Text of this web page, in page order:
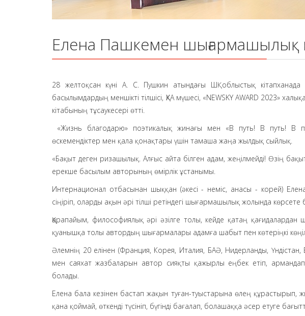
Елена Пашкемен шығармашылық
28 желтоқсан күні А. С. Пушкин атындағы ШҚ облыстық
басылымдардың меншікті тілшісі, ҚХА мүшесі, «NEWSKY AWARD 2023»
кітабының тұсаукесері өтті.
«Жизнь благодарю» поэтикалық жинағы мен «В путь! В путь! В
өскемендіктер мен қала қонақтары үшін тамаша жаңа жылдық сыйлық.
«Бақыт деген ризашылық. Алғыс айта білген адам, жеңілмейді! Өзің
ерекше басылым авторының өмірлік ұстанымы.
Интернационал отбасынан шыққан (әкесі - неміс, анасы - корей)
сіңіріп, оларды ақын әрі тілші ретіндегі шығармашылық жолында көрсете
Қарапайым, философиялық әрі әзілге толы, кейде қатаң
қуанышқа толы автордың шығармалары адамға шабыт пен көтеріңкі
Әлемнің 20 елінен (Франция, Корея, Италия, БАӘ, Нидерланды,
мен саяхат жазбаларын автор сияқты қажырлы еңбек етіп,
болады.
Елена бала кезінен бастап жақын туған-туыстарына өлең құрастырып,
қана қоймай, өткенді түсініп, бүгінді бағалап, болашаққа әсер етуге